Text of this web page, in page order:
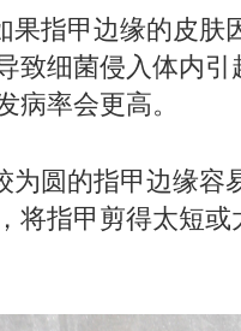
指甲边缘的皮肤
致细菌侵入体内
病率会更高。
圆的指甲边缘容
将指甲剪得太短